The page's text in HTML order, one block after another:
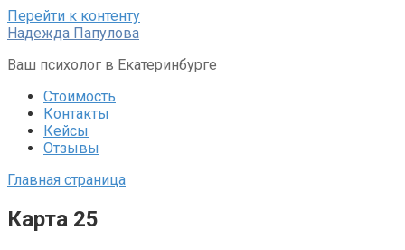
Перейти к контенту
Надежда Папулова
Ваш психолог в Екатеринбурге
Стоимость
Контакты
Кейсы
Отзывы
Главная страница
Карта 25